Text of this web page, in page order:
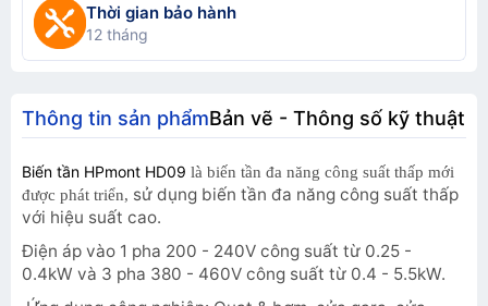
Thời gian bảo hành
12 tháng
Thông tin sản phẩmBản vẽ - Thông số kỹ thuật
Biến tần HPmont HD09 là biến tần đa năng công suất thấp mới
được phát triển, sử dụng biến tần đa năng công suất thấp
với hiệu suất cao.
Điện áp vào 1 pha 200 - 240V công suất từ 0.25 -
0.4kW và 3 pha 380 - 460V công suất từ 0.4 - 5.5kW.